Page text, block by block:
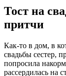
Тост на
притчи
Как-то в дом, в
свадьбы сестер,
попросила
рассердилась на